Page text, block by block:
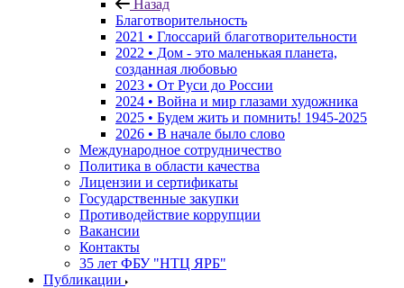
Назад
Благотворительность
2021 • Глоссарий благотворительности
2022 • Дом - это маленькая планета,
созданная любовью
2023 • От Руси до России
2024 • Война и мир глазами художника
2025 • Будем жить и помнить! 1945-2025
2026 • В начале было слово
Международное сотрудничество
Политика в области качества
Лицензии и сертификаты
Государственные закупки
Противодействие коррупции
Вакансии
Контакты
35 лет ФБУ "НТЦ ЯРБ"
Публикации